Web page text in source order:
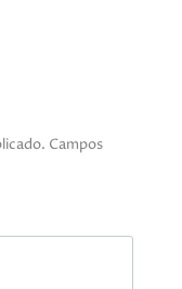
Campos